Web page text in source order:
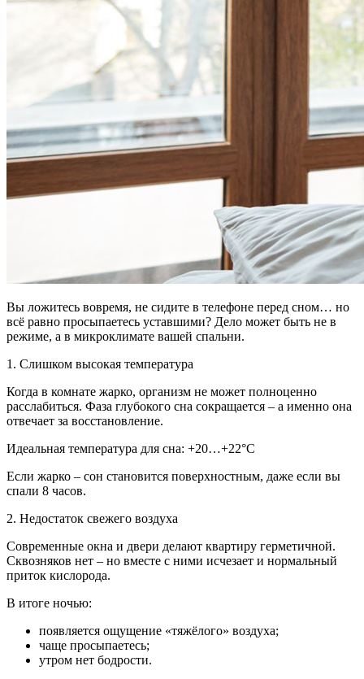
Вы ложитесь вовремя, не сидите в телефоне перед сном… но
всё равно просыпаетесь уставшими? Дело может быть не в
режиме, а в микроклимате вашей спальни.
1. Слишком высокая температура
Когда в комнате жарко, организм не может полноценно
расслабиться. Фаза глубокого сна сокращается – а именно она
отвечает за восстановление.
Идеальная температура для сна: +20…+22°C
Если жарко – сон становится поверхностным, даже если вы
спали 8 часов.
2. Недостаток свежего воздуха
Современные окна и двери делают квартиру герметичной.
Сквозняков нет – но вместе с ними исчезает и нормальный
приток кислорода.
В итоге ночью:
появляется ощущение «тяжёлого» воздуха;
чаще просыпаетесь;
утром нет бодрости.